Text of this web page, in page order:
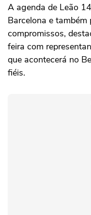
A agenda de Leão
Barcelona e também
compromissos,
feira com
que acontecerá no
fiéis.